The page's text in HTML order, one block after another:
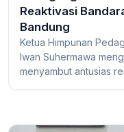
Reaktivasi
Bandung
Ketua Himpunan
Iwan Suhermawa
menyambut antusias